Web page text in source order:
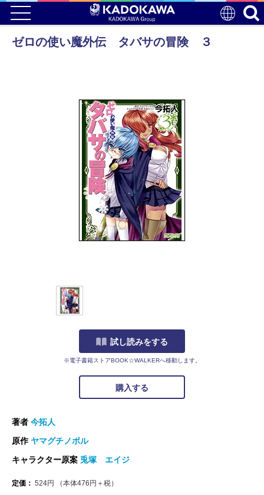
ゼロの使い魔外伝 タバサの冒険 ３
試し読みをする
※電子書籍ストアBOOK☆WALKERへ移動します。
購入する
著者 今拓人
原作 ヤマグチノボル
キャラクター原案 兎塚 エイジ
定価： 524円 （本体476 円＋税）